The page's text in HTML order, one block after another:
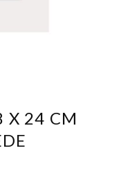
X 24 CM